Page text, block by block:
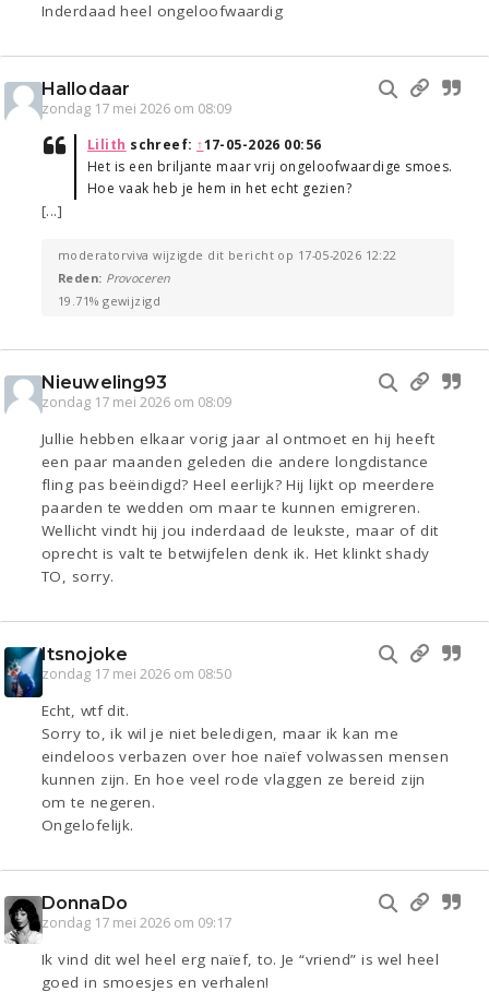
Inderdaad heel ongeloofwaardig
Hallodaar
zondag 17 mei 2026 om 08:09
Lilith schreef: ↑17-05-2026 00:56
Het is een briljante maar vrij ongeloofwaardige smoes.
Hoe vaak heb je hem in het echt gezien?
[...]
moderatorviva wijzigde dit bericht op 17-05-2026 12:22
Reden: Provoceren
19.71% gewijzigd
Nieuweling93
zondag 17 mei 2026 om 08:09
Jullie hebben elkaar vorig jaar al ontmoet en hij heeft
een paar maanden geleden die andere longdistance
fling pas beëindigd? Heel eerlijk? Hij lijkt op meerdere
paarden te wedden om maar te kunnen emigreren.
Wellicht vindt hij jou inderdaad de leukste, maar of dit
oprecht is valt te betwijfelen denk ik. Het klinkt shady
TO, sorry.
Itsnojoke
zondag 17 mei 2026 om 08:50
Echt, wtf dit.
Sorry to, ik wil je niet beledigen, maar ik kan me
eindeloos verbazen over hoe naïef volwassen mensen
kunnen zijn. En hoe veel rode vlaggen ze bereid zijn
om te negeren.
Ongelofelijk.
DonnaDo
zondag 17 mei 2026 om 09:17
Ik vind dit wel heel erg naïef, to. Je “vriend” is wel heel
goed in smoesjes en verhalen!